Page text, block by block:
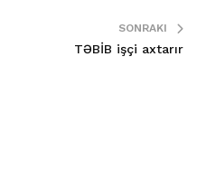
SONRAKI
TƏBİB işçi axtarır